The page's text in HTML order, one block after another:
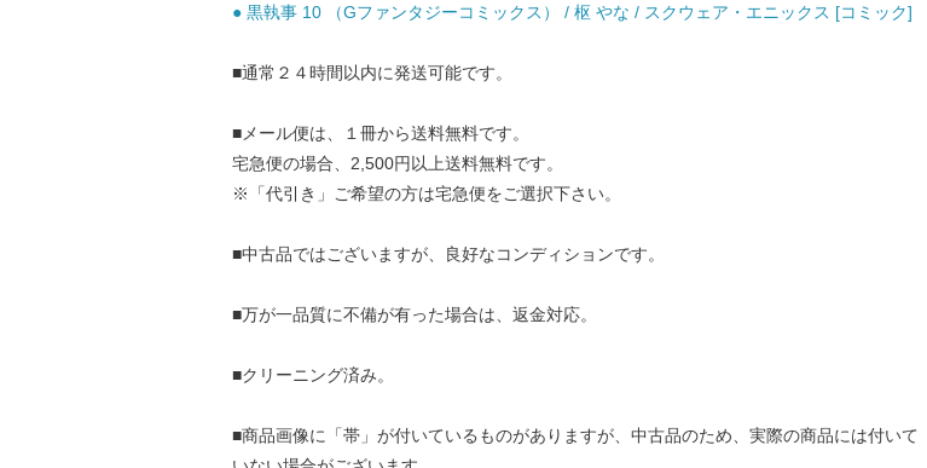
● 黒執事 10 （Gファンタジーコミックス） / 枢 やな / スクウェア・エニックス [コミック]
■通常２４時間以内に発送可能です。
■メール便は、１冊から送料無料です。
宅急便の場合、2,500円以上送料無料です。
※「代引き」ご希望の方は宅急便をご選択下さい。
■中古品ではございますが、良好なコンディションです。
■万が一品質に不備が有った場合は、返金対応。
■クリーニング済み。
■商品画像に「帯」が付いているものがありますが、中古品のため、実際の商品には付いて